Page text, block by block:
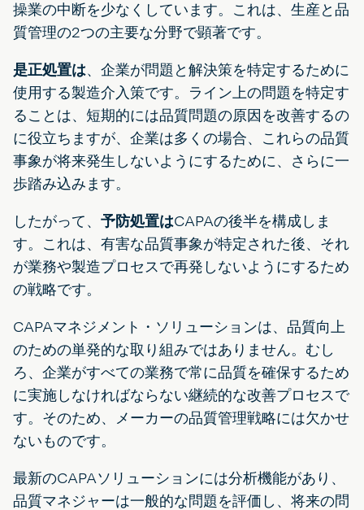
操業の中断を少なくしています。これは、生産と品
質管理の2つの主要な分野で顕著です。
是正処置は、企業が問題と解決策を特定するために
使用する製造介入策です。ライン上の問題を特定す
ることは、短期的には品質問題の原因を改善するの
に役立ちますが、企業は多くの場合、これらの品質
事象が将来発生しないようにするために、さらに一
歩踏み込みます。
したがって、 予防処置はCAPAの後半を構成しま
す。これは、有害な品質事象が特定された後、それ
が業務や製造プロセスで再発しないようにするため
の戦略です。
CAPAマネジメント・ソリューションは、品質向上
のための単発的な取り組みではありません。むし
ろ、企業がすべての業務で常に品質を確保するため
に実施しなければならない継続的な改善プロセスで
す。そのため、メーカーの品質管理戦略には欠かせ
ないものです。
最新のCAPAソリューションには分析機能があり、
品質マネジャーは一般的な問題を評価し、将来の問